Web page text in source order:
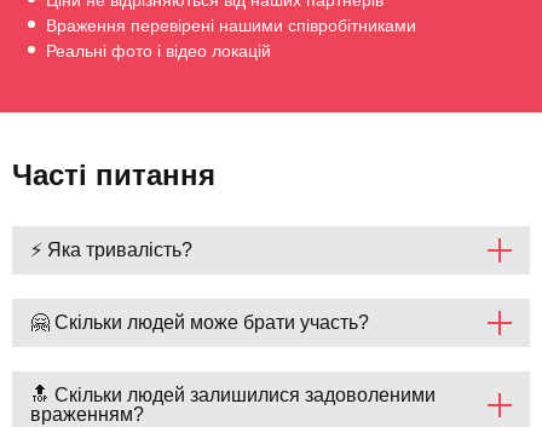
Враження перевірені нашими співробітниками
Реальні фото і відео локацій
Часті питання
⚡ Яка тривалість?
🤗 Скільки людей може брати участь?
🔝 Скільки людей залишилися задоволеними
враженням?